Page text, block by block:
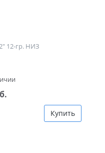
12-гр. НИЗ
Купить